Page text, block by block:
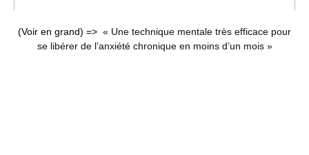
(Voir en grand) => « Une technique mentale très efficace pour
se libérer de l’anxiété chronique en moins d’un mois »